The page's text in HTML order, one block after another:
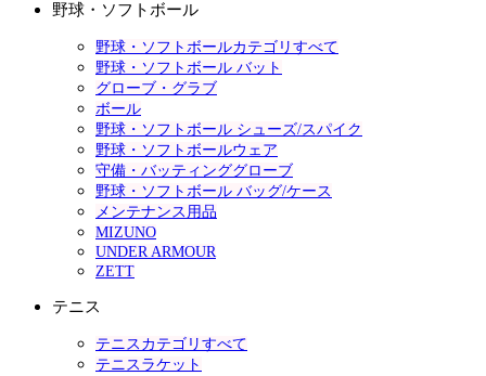
野球・ソフトボール
野球・ソフトボールカテゴリすべて
野球・ソフトボール バット
グローブ・グラブ
ボール
野球・ソフトボール シューズ/スパイク
野球・ソフトボールウェア
守備・バッティンググローブ
野球・ソフトボール バッグ/ケース
メンテナンス用品
MIZUNO
UNDER ARMOUR
ZETT
テニス
テニスカテゴリすべて
テニスラケット